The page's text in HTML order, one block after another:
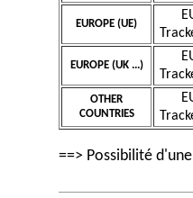
EUROPE (UE)
EUROPE (UK ...)
OTHER
COUNTRIES
==> Possibilité